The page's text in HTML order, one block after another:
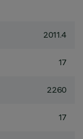
2011.4
17
2260
17